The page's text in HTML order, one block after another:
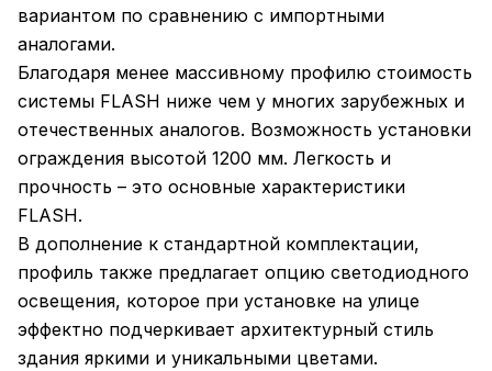
вариантом по сравнению с импортными
аналогами.
Благодаря менее массивному профилю стоимость
системы FLASH ниже чем у многих зарубежных и
отечественных аналогов. Возможность установки
ограждения высотой 1200 мм. Легкость и
прочность – это основные характеристики
FLASH.
В дополнение к стандартной комплектации,
профиль также предлагает опцию светодиодного
освещения, которое при установке на улице
эффектно подчеркивает архитектурный стиль
здания яркими и уникальными цветами.